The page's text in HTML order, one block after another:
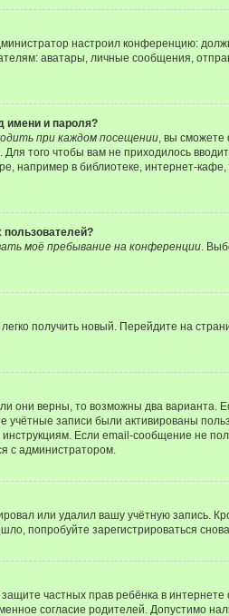
настроил конференцию:
аватары, личные сообщения,
имени и пароля?
при каждом посещении , вы
Для того чтобы вам не приходилось
например в библиотеке, интернет-кафе,
пользователей?
моё пребывание на конференции .
получить новый. Перейдите на
они верны, то возможны два варианта.
учётные записи были активированы
Если email-сообщение не
с администратором.
или удалил вашу учётную запись.
попробуйте зарегистрироваться снова
частных прав ребёнка в
согласие родителей. Допустимо